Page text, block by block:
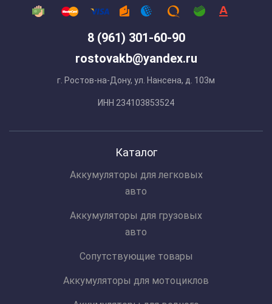
8 (961) 301-60-90
rostovakb@yandex.ru
г. Ростов-на-Дону, ул. Нансена, д. 103м
ИНН 234103853524
Каталог
Аккумуляторы для легковых
авто
Аккумуляторы для грузовых
авто
Сопутствующие товары
Аккумуляторы для мотоциклов